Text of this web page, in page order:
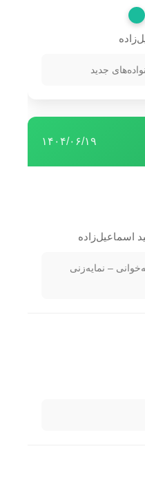
جدید
۱۴۰۴/۰۶/۱۹
اسماعیل‌زاده
– نمایه‌زنی